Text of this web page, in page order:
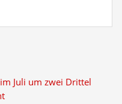
Juli um zwei Drittel